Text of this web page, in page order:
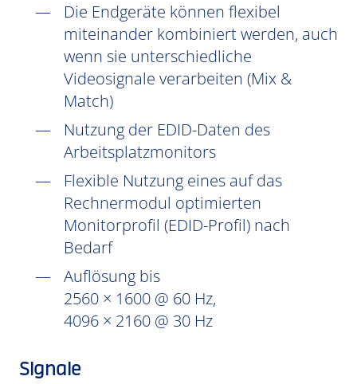
Die Endgeräte können flexibel
miteinander kombiniert werden, auch
wenn sie unterschiedliche
Videosignale verarbeiten (Mix &
Match)
Nutzung der EDID-Daten des
Arbeitsplatzmonitors
Flexible Nutzung eines auf das
Rechnermodul optimierten
Monitorprofil (EDID-Profil) nach
Bedarf
Auflösung bis
2560 × 1600 @ 60 Hz,
4096 × 2160 @ 30 Hz
Signale